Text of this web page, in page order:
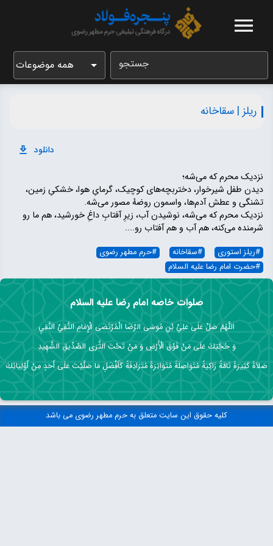
جستجو همه موضوعات
ریلز | سقاخانه
دانلود
نزدیک محرم که می‌شه؛
دیدن طفل شیرخوار، دختربچه‌های کوچیک، گرمایِ هوا، خشکیِ زمین،
تشنگی و عطش آدم‌ها، واسمون روضهٔ مصور می‌شه.
نزدیک محرم که می‌شه، نوشیدن آب، زیرِ آفتابِ داغِ خورشید، هم ما رو
شرمنده می‌کنه، هم آب و هم آفتاب رو....
#ریلز استوری #سقاخانه #حرم مطهر رضوی
#حضرت امام رضا علیه السلام
صلوات خاصه امام رضا علیه السلام
اللَّهُمَّ صَلِّ عَلَى عَلِيِّ بْنِ مُوسَى الرِّضَا الْمُرْتَضَى الْإِمَامِ التَّقِيِّ النَّقِيِ
وَ حُجَّتِكَ عَلَى مَنْ فَوْقَ الْأَرْضِ وَ مَنْ تَحْتَ الثَّرَى الصِّدِّيقِ الشَّهِيدِ
صَلاَةً كَثِيرَةً تَامَّةً زَاكِيَةً مُتَوَاصِلَةً مُتَوَاتِرَةً مُتَرَادِفَةً كَأَفْضَلِ مَا صَلَّيْتَ عَلَى أَحَدٍ مِنْ أَوْلِيَائِكَ
کلیه حقوق این سایت متعلق به حرم مطهر رضوی می باشد